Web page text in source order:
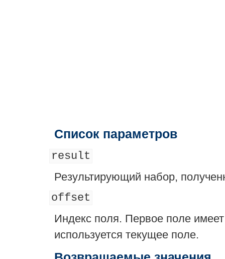
Список параметров
result
Результирующий набор,
offset
Индекс поля. Первое поле
используется текущее поле.